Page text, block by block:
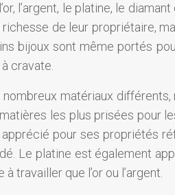
l’argent, le platine, le diamant
de leur propriétaire,
bijoux sont même portés
cravate.
matériaux différents,
les plus prisées pour
pour ses propriétés
Le platine est également
travailler que l’or ou l’argent.